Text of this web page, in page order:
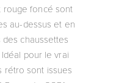
rouge foncé sont
au-dessus et en
chaussettes
pour le vrai
rétro sont issues